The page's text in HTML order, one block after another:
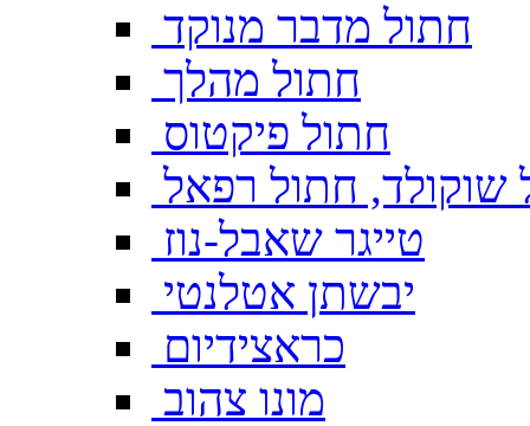
חתול מדבר מנוקד
חתול מהלך
חתול פיקטוס
שוקולד, חתול רפאל
טייגר שאבל-נוז
יבשתן אטלנטי
כראצידיום
מונו צהוב